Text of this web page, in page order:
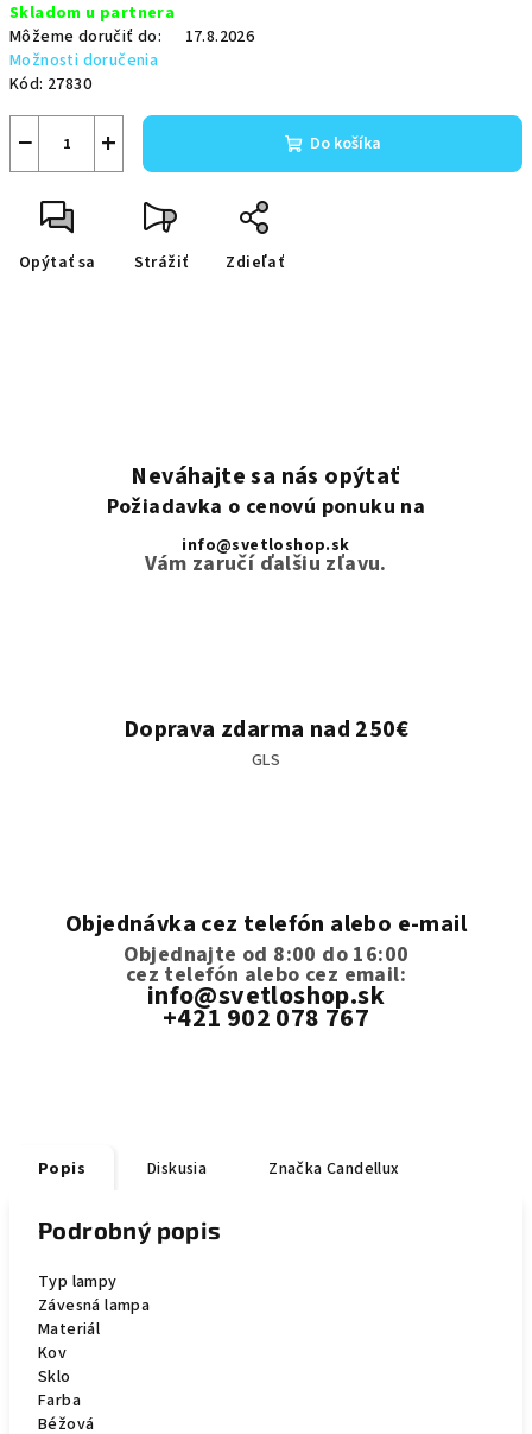
cena:
Skladom u partnera
Môžeme doručiť do:
17.8.2026
Možnosti doručenia
Kód: 27830
+
− Do košíka
Opýtať sa Strážiť Zdieľať
Neváhajte sa nás opýtať
Požiadavka o cenovú ponuku na
info@svetloshop.sk
Vám zaručí ďalšiu zľavu.
Doprava zdarma nad 250€
GLS
Objednávka cez telefón alebo e-mail
Objednajte od 8:00 do 16:00
cez telefón alebo cez email:
info@svetloshop.sk
+421 902 078 767
Popis Diskusia Značka Candellux
Podrobný popis
Typ lampy
Závesná lampa
Materiál
Kov
Sklo
Farba
Béžová